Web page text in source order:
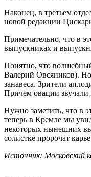
Наконец, в третьем
новой редакции
Примечательно, что в
выпускниках и
Понятно, что
Валерий Овсяников).
занавеса. Зрители
Причем овации звучали
Нужно заметить, что в
теперь в Кремле мы
некоторых нынешних
солистке пророчат
Источник: Московский